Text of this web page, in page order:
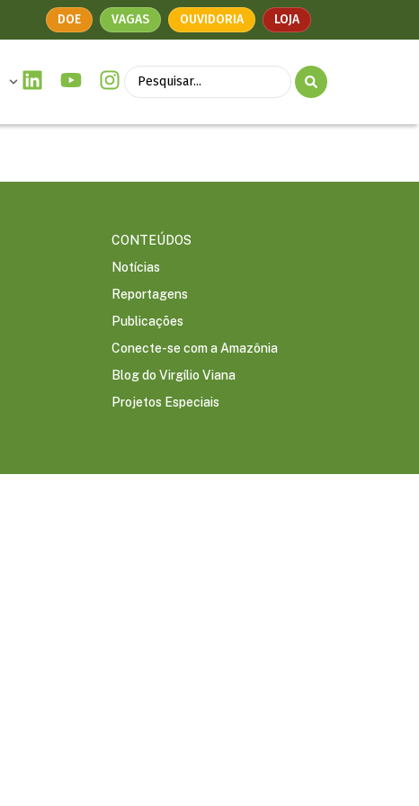
DOE VAGAS OUVIDORIA LOJA
CONTEÚDOS
Notícias
Reportagens
Publicações
Conecte-se com a Amazônia
Blog do Virgílio Viana
Projetos Especiais